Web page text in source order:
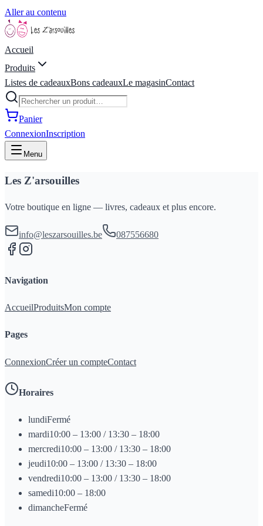
Aller au contenu
Accueil
Produits
Listes de cadeauxBons cadeauxLe magasinContact
Panier
ConnexionInscription
Menu
Les Z'arsouilles
Votre boutique en ligne — livres, cadeaux et plus encore.
info@leszarsouilles.be 087556680
Navigation
AccueilProduitsMon compte
Pages
ConnexionCréer un compteContact
Horaires
lundiFermé
mardi10:00 – 13:00 / 13:30 – 18:00
mercredi10:00 – 13:00 / 13:30 – 18:00
jeudi10:00 – 13:00 / 13:30 – 18:00
vendredi10:00 – 13:00 / 13:30 – 18:00
samedi10:00 – 18:00
dimancheFermé